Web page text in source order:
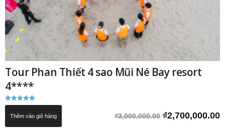
Tour Phan Thiết 4 sao Mũi Né Bay resort
4****
Được xếp
5.00
₫3,000,000.00 Giá
₫2,700,000.00
Thêm vào giỏ hàng